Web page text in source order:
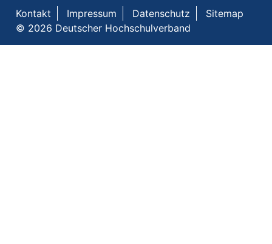
Kontakt Impressum Datenschutz
Sitemap
© 2026 Deutscher Hochschulverband